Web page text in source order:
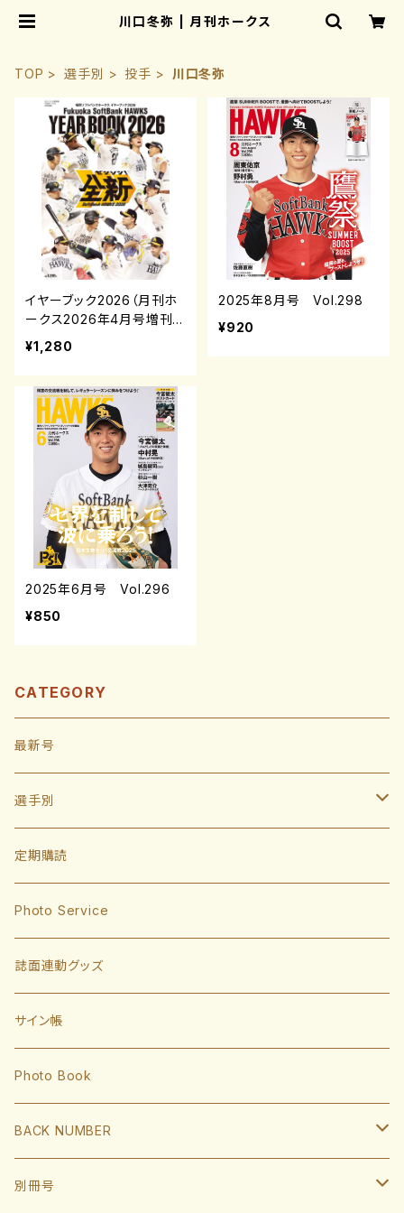
川口冬弥 | 月刊ホークス
TOP 選手別 投手 川口冬弥
イヤーブック2026（月刊ホ
ークス2026年4月号増刊）
¥1,280
2025年8月号 Vol.298
¥920
2025年6月号 Vol.296
¥850
CATEGORY
最新号
選手別
投手
東浜巨
有原航平
捕手
甲斐拓也
海野隆司
内野手
川瀬晃
山川穂高
外野手
近藤健介
中村晃
監督・コーチ
小久保裕紀監督
斉藤和巳
定期購読
Photo Service
誌面連動グッズ
サイン帳
Photo Book
BACK NUMBER
2022
別冊号